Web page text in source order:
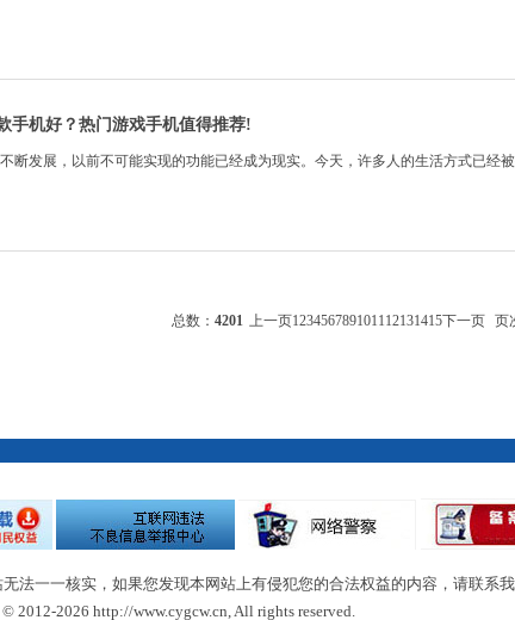
手机好？热门游戏手机值得推荐!
断发展，以前不可能实现的功能已经成为现实。今天，许多人的生活方式已经
总数： 4201 上一页123456789101112131415下一页 页
法一一核实，如果您发现本网站上有侵犯您的合法权益的内容，请联系
2012-2026 http://www.cygcw.cn, All rights reserved.